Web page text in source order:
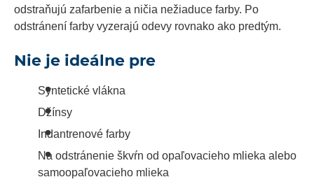
odstraňujú zafarbenie a ničia nežiaduce farby. Po
odstránení farby vyzerajú odevy rovnako ako predtým.
Nie je ideálne pre
Syntetické vlákna
Džínsy
Indantrenové farby
Na odstránenie škvŕn od opaľovacieho mlieka alebo
samoopaľovacieho mlieka